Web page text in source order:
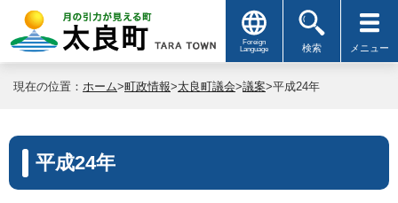
Foreign
Language
検索 メニュー
現在の位置： ホーム>町政情報>太良町議会>議案>平成24年
平成24年